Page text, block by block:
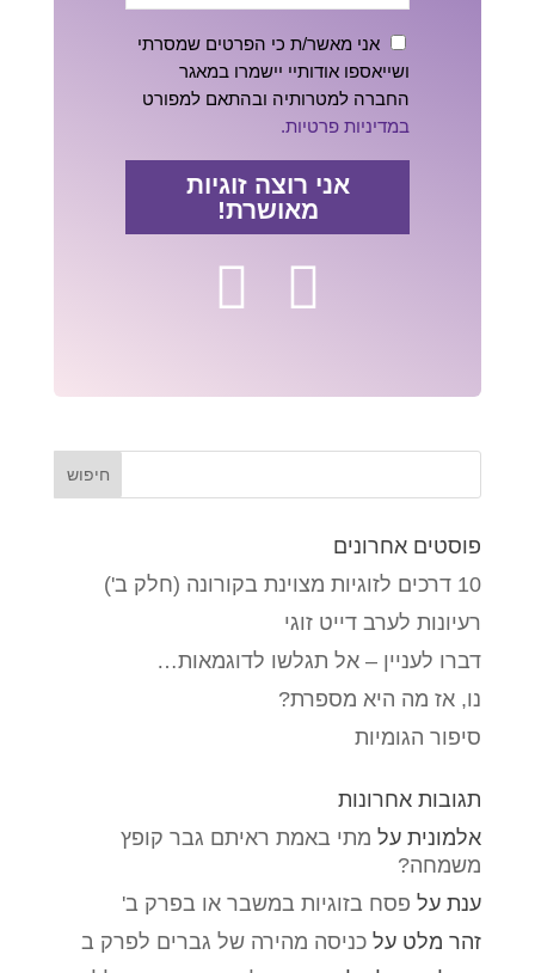
אני מאשר/ת כי הפרטים שמסרתי
ושייאספו אודותיי יישמרו במאגר
החברה למטרותיה ובהתאם למפורט
במדיניות פרטיות.
אני רוצה זוגיות
מאושרת!
פוסטים אחרונים
10 דרכים לזוגיות מצוינת בקורונה (חלק ב')
רעיונות לערב דייט זוגי
דברו לעניין – אל תגלשו לדוגמאות…
נו, אז מה היא מספרת?
סיפור הגומיות
תגובות אחרונות
אלמוניתעל מתי באמת ראיתם גבר קופץ
משמחה?
ענתעל פסח בזוגיות במשבר או בפרק ב'
זהר מלט על כניסה מהירה של גברים לפרק ב